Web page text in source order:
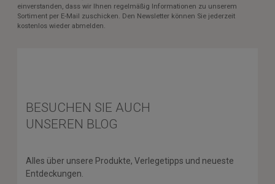
einverstanden, dass wir Ihnen regelmäßig Informationen zu unserem
Sortiment per E-Mail zuschicken. Den Newsletter können Sie jederzeit
kostenlos wieder abmelden.
BESUCHEN SIE AUCH
UNSEREN BLOG
Alles über unsere Produkte, Verlegetipps und neueste
Entdeckungen.